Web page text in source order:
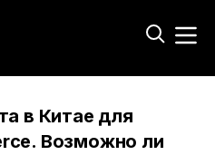
в Китае для
Возможно ли